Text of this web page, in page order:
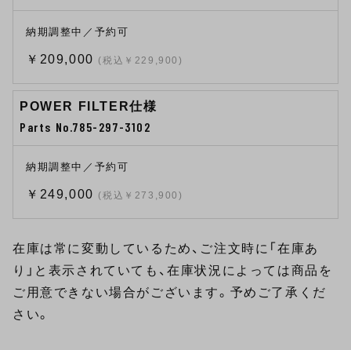
納期調整中／予約可
￥209,000 (税込￥229,900)
POWER FILTER仕様
Parts No.785-297-3102
納期調整中／予約可
￥249,000 (税込￥273,900)
在庫は常に変動しているため、ご注文時に「在庫あ
り」と表示されていても、在庫状況によっては商品を
ご用意できない場合がございます。予めご了承くだ
さい。